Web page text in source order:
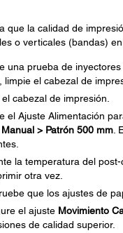
que la calidad de
o verticales (bandas)
una prueba de
limpie el cabezal de
cabezal de impresión.
el Ajuste Alimentación
Manual > Patrón 500 mm.
la temperatura del
otra vez.
que los ajustes de
el ajuste Movimiento
de calidad superior.